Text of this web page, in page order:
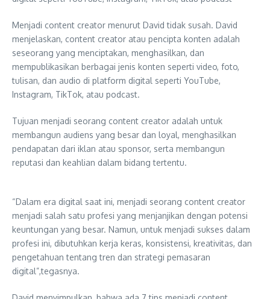
Menjadi content creator menurut David tidak susah. David
menjelaskan, content creator atau pencipta konten adalah
seseorang yang menciptakan, menghasilkan, dan
mempublikasikan berbagai jenis konten seperti video, foto,
tulisan, dan audio di platform digital seperti YouTube,
Instagram, TikTok, atau podcast.
Tujuan menjadi seorang content creator adalah untuk
membangun audiens yang besar dan loyal, menghasilkan
pendapatan dari iklan atau sponsor, serta membangun
reputasi dan keahlian dalam bidang tertentu.
“Dalam era digital saat ini, menjadi seorang content creator
menjadi salah satu profesi yang menjanjikan dengan potensi
keuntungan yang besar. Namun, untuk menjadi sukses dalam
profesi ini, dibutuhkan kerja keras, konsistensi, kreativitas, dan
pengetahuan tentang tren dan strategi pemasaran
digital”,tegasnya.